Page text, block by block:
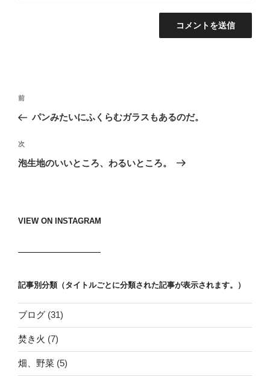
投
ナ
ビ
ゲ
ン
過
去
投
稿
前
パンみたいにふくらむガラスもあるのだ。
次
の
次
泡生地のいいところ、わるいところ。
VIEW ON INSTAGRAM
記事別分類（タイトルごとに分類された記事が表示されます。）
ブログ (31)
焚き火 (7)
畑、野菜 (5)